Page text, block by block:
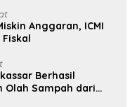
Anggaran, ICMI
Berhasil
Olah Sampah dari